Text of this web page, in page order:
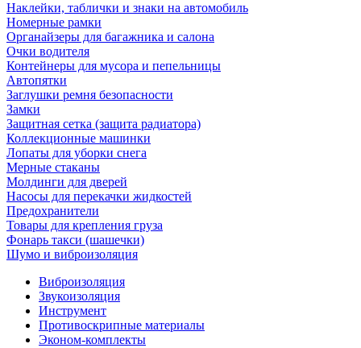
Наклейки, таблички и знаки на автомобиль
Номерные рамки
Органайзеры для багажника и салона
Очки водителя
Контейнеры для мусора и пепельницы
Автопятки
Заглушки ремня безопасности
Замки
Защитная сетка (защита радиатора)
Коллекционные машинки
Лопаты для уборки снега
Мерные стаканы
Молдинги для дверей
Насосы для перекачки жидкостей
Предохранители
Товары для крепления груза
Фонарь такси (шашечки)
Шумо и виброизоляция
Виброизоляция
Звукоизоляция
Инструмент
Противоскрипные материалы
Эконом-комплекты